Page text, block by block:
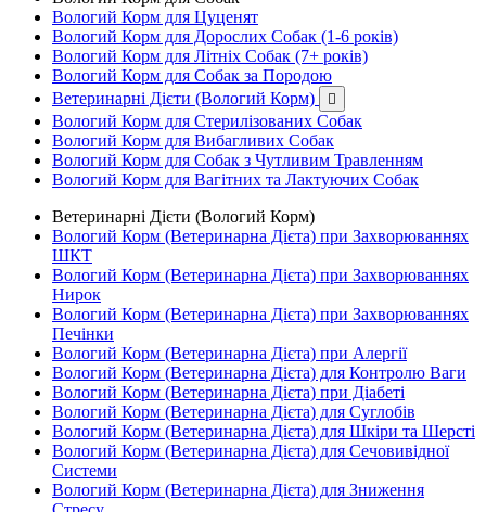
Вологий Корм для Цуценят
Вологий Корм для Дорослих Собак (1-6 років)
Вологий Корм для Літніх Собак (7+ років)
Вологий Корм для Собак за Породою
Ветеринарні Дієти (Вологий Корм)

Вологий Корм для Стерилізованих Собак
Вологий Корм для Вибагливих Собак
Вологий Корм для Собак з Чутливим Травленням
Вологий Корм для Вагітних та Лактуючих Собак
Ветеринарні Дієти (Вологий Корм)
Вологий Корм (Ветеринарна Дієта) при Захворюваннях
ШКТ
Вологий Корм (Ветеринарна Дієта) при Захворюваннях
Нирок
Вологий Корм (Ветеринарна Дієта) при Захворюваннях
Печінки
Вологий Корм (Ветеринарна Дієта) при Алергії
Вологий Корм (Ветеринарна Дієта) для Контролю Ваги
Вологий Корм (Ветеринарна Дієта) при Діабеті
Вологий Корм (Ветеринарна Дієта) для Суглобів
Вологий Корм (Ветеринарна Дієта) для Шкіри та Шерсті
Вологий Корм (Ветеринарна Дієта) для Сечовивідної
Системи
Вологий Корм (Ветеринарна Дієта) для Зниження